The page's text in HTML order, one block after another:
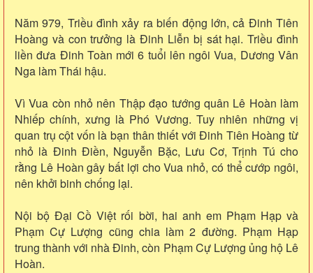
Năm 979, Triều đình xảy ra biến động lớn, cả Đinh Tiên
Hoàng và con trưởng là Đinh Liễn bị sát hại. Triều đình
liền đưa Đinh Toàn mới 6 tuổi lên ngôi Vua, Dương Vân
Nga làm Thái hậu.
Vì Vua còn nhỏ nên Thập đạo tướng quân Lê Hoàn làm
Nhiếp chính, xưng là Phó Vương. Tuy nhiên những vị
quan trụ cột vốn là bạn thân thiết với Đinh Tiên Hoàng từ
nhỏ là Đinh Điền, Nguyễn Bặc, Lưu Cơ, Trịnh Tú cho
rằng Lê Hoàn gây bất lợi cho Vua nhỏ, có thể cướp ngôi,
nên khởi binh chống lại.
Nội bộ Đại Cồ Việt rối bời, hai anh em Phạm Hạp và
Phạm Cự Lượng cũng chia làm 2 đường. Phạm Hạp
trung thành với nhà Đinh, còn Phạm Cự Lượng ủng hộ Lê
Hoàn.